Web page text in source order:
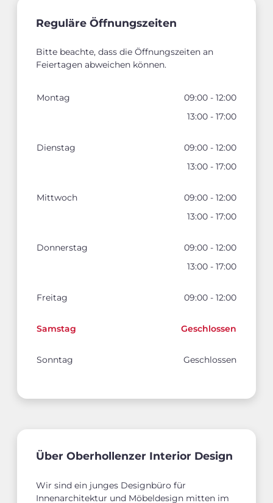
Reguläre Öffnungszeiten
Bitte beachte, dass die Öffnungszeiten an
Feiertagen abweichen können.
Montag
09:00 - 12:00
13:00 - 17:00
Dienstag
09:00 - 12:00
13:00 - 17:00
Mittwoch
09:00 - 12:00
13:00 - 17:00
Donnerstag
09:00 - 12:00
13:00 - 17:00
Freitag 09:00 - 12:00
Samstag Geschlossen
Sonntag Geschlossen
Über Oberhollenzer Interior Design
Wir sind ein junges Designbüro für
Innenarchitektur und Möbeldesign mitten im